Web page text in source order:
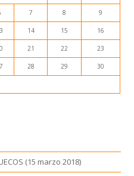
7 8 9
14 15 16
21 22 23
28 29 30
(15 marzo 2018)